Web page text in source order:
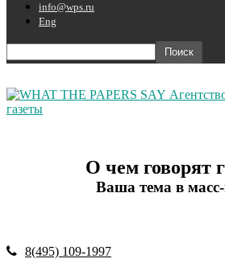
info@wps.ru
Eng
газеты
О чем говорят
Ваша тема в
8(495) 109-1997